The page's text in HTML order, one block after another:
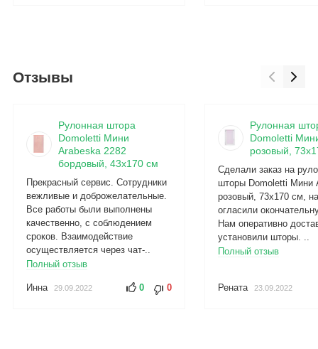
Отзывы
Рулонная штора
Domoletti Мини
Arabeska 2282
бордовый, 43x170 см
Прекрасный сервис. Сотрудники
вежливые и доброжелательные.
Все работы были выполнены
качественно, с соблюдением
сроков. Взаимодействие
осуществляется через чат-..
Полный отзыв
Инна 29.09.2022 0 0
Рулонная
Domoletti
розовый,
Сделали заказ на
шторы Domoletti Мини
розовый, 73x170 см,
огласили
Нам оперативно
установили шторы. ..
Полный отзыв
Рената 23.09.2022